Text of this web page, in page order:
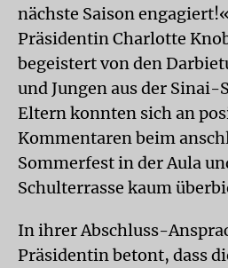
nächste Saison
Präsidentin Charlotte
begeistert von den
und Jungen aus der Sinai-
Eltern konnten sich an
Kommentaren beim
Sommerfest in der Aula
Schulterrasse kaum
In ihrer Abschluss-
Präsidentin betont, dass